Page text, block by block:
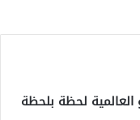
لحظة بلحظة